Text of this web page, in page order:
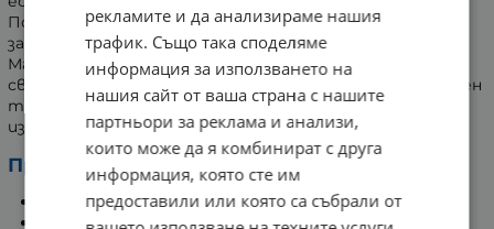
Популярна е употребата му в сакрални церемонии,
заради високата вибрация, която притежава.
Маслото от Смирна притежава почистващи
свойства, особено за гърлото и устната кухина. Освен
това има анти-ейдж действие, спомага за
изравняването на тена и прави кожата сияйна.
Предимства на продукта:
Неутрализира бактерии и вируси.
Подпомага пречистването на организма от
рекламите и да анализираме нашия
трафик. Също така споделяме
информация за използването на
нашия сайт от ваша страна с нашите
партньори за реклама и анализи,
които може да я комбинират с друга
информация, която сте им
предоставили или която са събрали от